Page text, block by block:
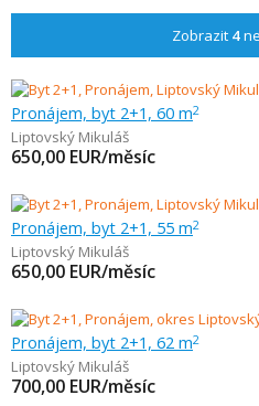
Zobrazit 4
Pronájem, byt 2+1, 60 m2
Liptovský Mikuláš
650,00 EUR/měsíc
Pronájem, byt 2+1, 55 m2
Liptovský Mikuláš
650,00 EUR/měsíc
Pronájem, byt 2+1, 62 m2
Liptovský Mikuláš
700,00 EUR/měsíc